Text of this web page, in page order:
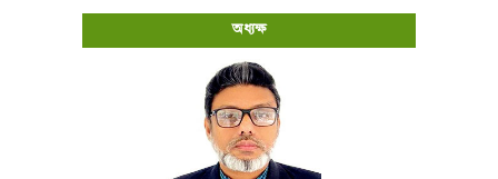
অধ্যক্ষ